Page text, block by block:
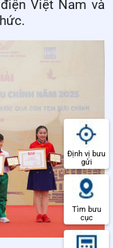
Việt Nam và
Định vị bưu
gửi
Tìm bưu
cục